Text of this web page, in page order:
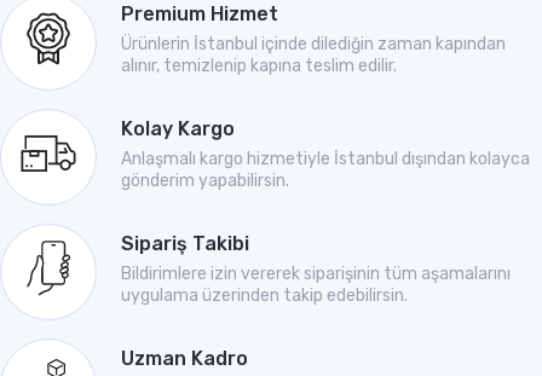
Premium Hizmet
Ürünlerin İstanbul içinde dilediğin zaman kapından
alınır, temizlenip kapına teslim edilir.
Kolay Kargo
Anlaşmalı kargo hizmetiyle İstanbul dışından kolayca
gönderim yapabilirsin.
Sipariş Takibi
Bildirimlere izin vererek siparişinin tüm aşamalarını
uygulama üzerinden takip edebilirsin.
Uzman Kadro